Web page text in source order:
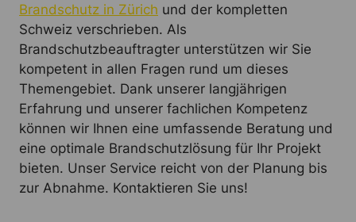
Brandschutz in Zürich und der kompletten
Schweiz verschrieben. Als
Brandschutzbeauftragter unterstützen wir Sie
kompetent in allen Fragen rund um dieses
Themengebiet. Dank unserer langjährigen
Erfahrung und unserer fachlichen Kompetenz
können wir Ihnen eine umfassende Beratung und
eine optimale Brandschutzlösung für Ihr Projekt
bieten. Unser Service reicht von der Planung bis
zur Abnahme. Kontaktieren Sie uns!